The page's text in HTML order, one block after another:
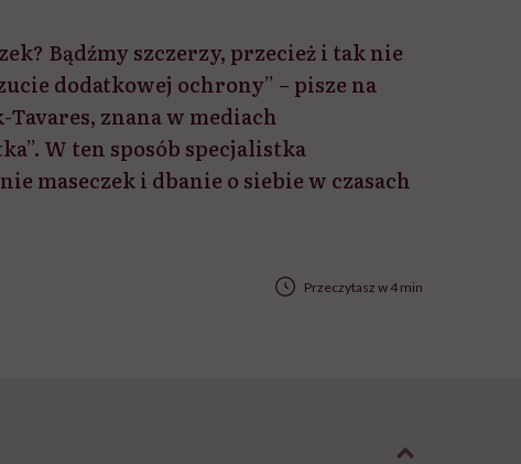
Bądźmy szczerzy, przecież i tak nie
dodatkowej ochrony” – pisze na
znana w mediach
W ten sposób specjalistka
maseczek i dbanie o siebie w czasach
Przeczytasz w 4 min